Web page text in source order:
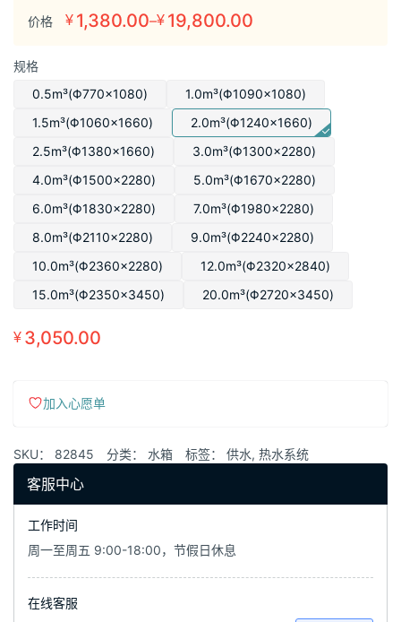
价格 ¥ 1,380.00–¥ 19,800.00
价
范
围：
¥1,380.00
¥19,800.00
规格
0.5m³(Φ770×1080)
1.0m³(Φ1090×1080)
1.5m³(Φ1060×1660)
2.0m³(Φ1240×1660)
2.5m³(Φ1380×1660)
3.0m³(Φ1300×2280)
4.0m³(Φ1500×2280)
5.0m³(Φ1670×2280)
6.0m³(Φ1830×2280)
7.0m³(Φ1980×2280)
8.0m³(Φ2110×2280)
9.0m³(Φ2240×2280)
10.0m³(Φ2360×2280)
12.0m³(Φ2320×2840)
15.0m³(Φ2350×3450)
20.0m³(Φ2720×3450)
¥ 3,050.00
加入心愿单
SKU： 82845 分类： 水箱 标签： 供水, 热水系统
客服中心
工作时间
周一至周五 9:00-18:00，节假日休息
在线客服